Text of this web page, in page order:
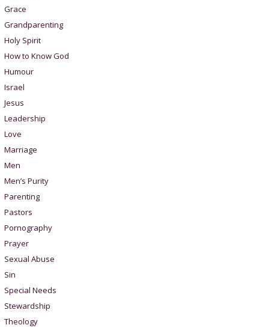
Grace
Grandparenting
Holy Spirit
How to Know God
Humour
Israel
Jesus
Leadership
Love
Marriage
Men
Men’s Purity
Parenting
Pastors
Pornography
Prayer
Sexual Abuse
Sin
Special Needs
Stewardship
Theology